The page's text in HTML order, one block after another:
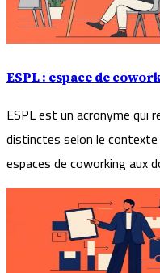
ESPL : espace de
ESPL est un acronyme qui
distinctes selon le contexte
espaces de coworking aux